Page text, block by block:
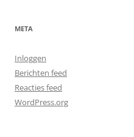
META
Inloggen
Berichten feed
Reacties feed
WordPress.org